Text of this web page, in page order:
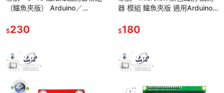
（鱷魚夾版） Arduino／
檔
$230
器 模組 鱷魚夾版 適用Arduino
$180